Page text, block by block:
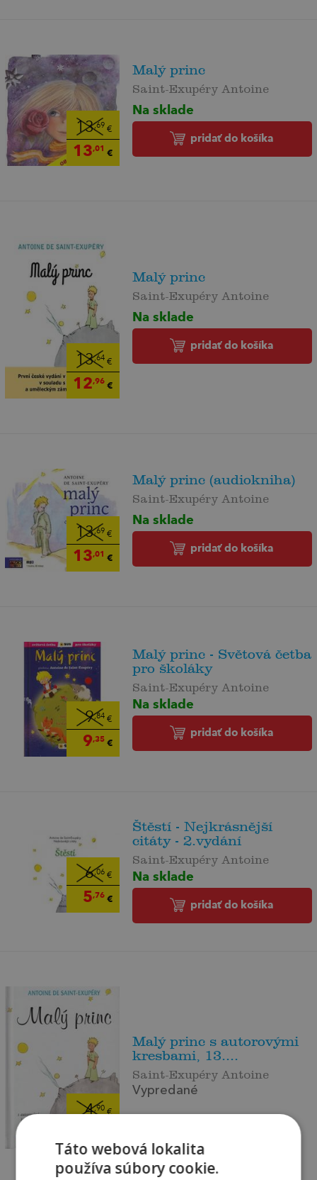
13,69 €
13,01 €
Malý princ
Saint-Exupéry Antoine
Na sklade
pridať do košíka
13,64€
12,96€
Malý princ
Saint-Exupéry Antoine
Na sklade
pridať do košíka
13,69 €
13,01 €
Malý princ (audiokniha)
Saint-Exupéry Antoine
Na sklade
pridať do košíka
9,84€
9,35€
Malý princ - Světová četba
pro školáky
Saint-Exupéry Antoine
Na sklade
pridať do košíka
6,06€
5,76€
Štěstí - Nejkrásnější
citáty - 2.vydání
Saint-Exupéry Antoine
Na sklade
pridať do košíka
4,90€
Malý princ s autorovými
kresbami, 13....
Saint-Exupéry Antoine
Vypredané
Táto webová lokalita
používa súbory cookie.